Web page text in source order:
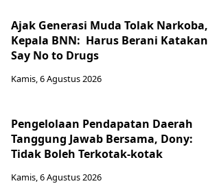
Ajak Generasi Muda Tolak Narkoba,
Kepala BNN: Harus Berani Katakan
Say No to Drugs
Kamis, 6 Agustus 2026
Pengelolaan Pendapatan Daerah
Tanggung Jawab Bersama, Dony:
Tidak Boleh Terkotak-kotak
Kamis, 6 Agustus 2026